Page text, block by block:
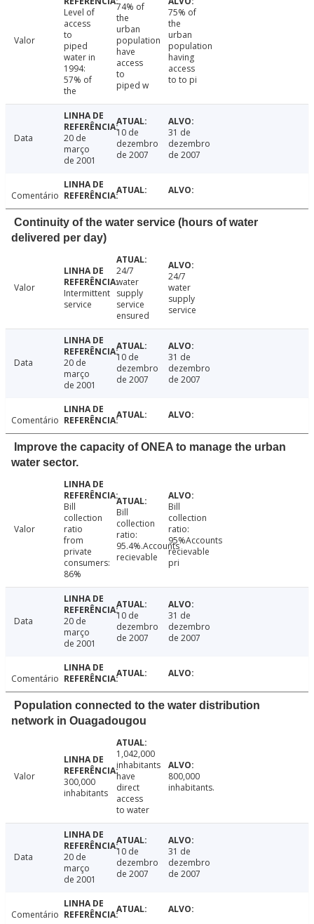
Valor
Level of
access
to
piped
water in
1994:
57% of
the
74% of
the
urban
population
have
access
to
piped w
75% of
the
urban
population
having
access
to to pi
Data
20 de
março
de 2001
10 de
dezembro
de 2007
31 de
dezembro
de 2007
Comentário
Continuity of the water service (hours of water
delivered per day)
Valor
Intermittent
service
24/7
water
supply
service
ensured
24/7
water
supply
service
Data
20 de
março
de 2001
10 de
dezembro
de 2007
31 de
dezembro
de 2007
Comentário
Improve the capacity of ONEA to manage the urban
water sector.
Valor
Bill
collection
ratio
from
private
consumers:
86%
Bill
collection
ratio:
95.4%.Accounts
recievable
Bill
collection
ratio:
95%Accounts
recievable
pri
Data
20 de
março
de 2001
10 de
dezembro
de 2007
31 de
dezembro
de 2007
Comentário
Population connected to the water distribution
network in Ouagadougou
Valor
300,000
inhabitants
1,042,000
inhabitants
have
direct
access
to water
800,000
inhabitants.
Data
20 de
março
de 2001
10 de
dezembro
de 2007
31 de
dezembro
de 2007
Comentário